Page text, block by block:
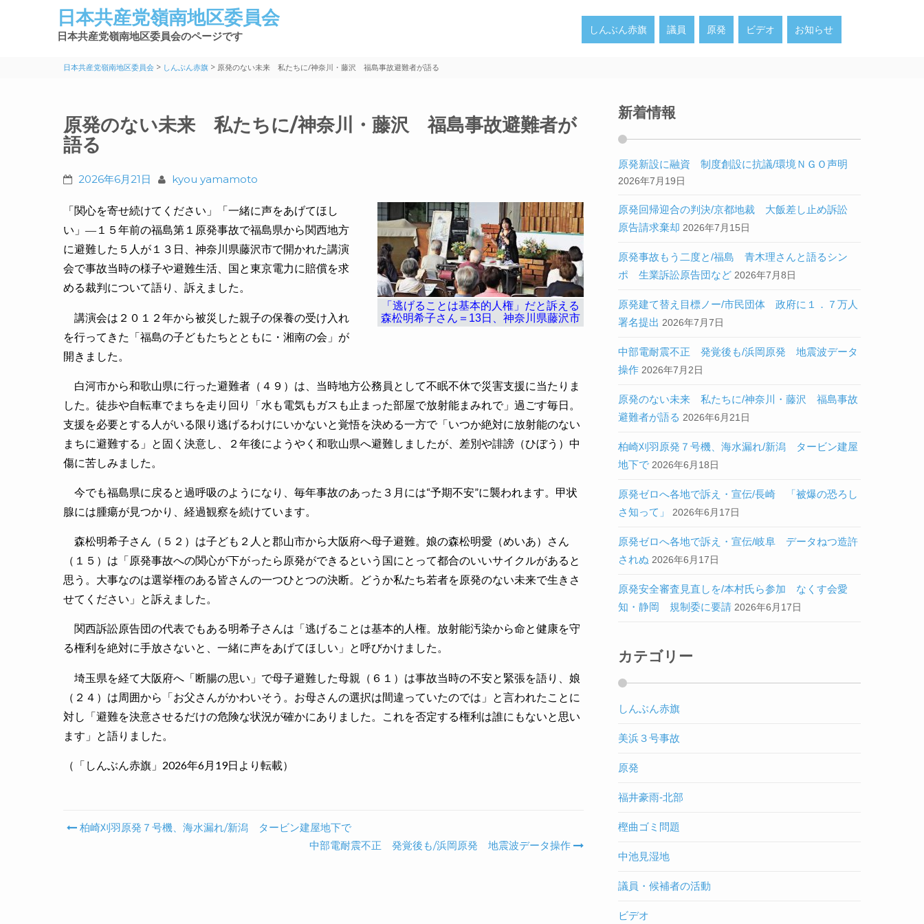
日本共産党嶺南地区委員会
日本共産党嶺南地区委員会のページです
しんぶん赤旗 議員 原発 ビデオ お知らせ
日本共産党嶺南地区委員会 > しんぶん赤旗 > 原発のない未来 私たちに/神奈川・藤沢 福島事故避難者が語る
原発のない未来 私たちに/神奈川・藤沢 福島事故避難者が
語る
2026年6月21日 kyou yamamoto
「逃げることは基本的人権」だと訴える
森松明希子さん＝13日、神奈川県藤沢市
「関心を寄せ続けてください」「一緒に声をあげてほし
い」―１５年前の福島第１原発事故で福島県から関西地方
に避難した５人が１３日、神奈川県藤沢市で開かれた講演
会で事故当時の様子や避難生活、国と東京電力に賠償を求
める裁判について語り、訴えました。
講演会は２０１２年から被災した親子の保養の受け入れ
を行ってきた「福島の子どもたちとともに・湘南の会」が
開きました。
白河市から和歌山県に行った避難者（４９）は、当時地方公務員として不眠不休で災害支援に当たりま
した。徒歩や自転車でまちを走り回り「水も電気もガスも止まった部屋で放射能まみれで」過ごす毎日。
支援を必要とする人がいる限り逃げるわけにいかないと覚悟を決める一方で「いつか絶対に放射能のない
まちに避難する」と固く決意し、２年後にようやく和歌山県へ避難しましたが、差別や誹謗（ひぼう）中
傷に苦しみました。
今でも福島県に戻ると過呼吸のようになり、毎年事故のあった３月には“予期不安”に襲われます。甲状
腺には腫瘍が見つかり、経過観察を続けています。
森松明希子さん（５２）は子ども２人と郡山市から大阪府へ母子避難。娘の森松明愛（めいあ）さん
（１５）は「原発事故への関心が下がったら原発ができるという国にとって都合のいいサイクルがあると
思う。大事なのは選挙権のある皆さんの一つひとつの決断。どうか私たち若者を原発のない未来で生きさ
せてください」と訴えました。
関西訴訟原告団の代表でもある明希子さんは「逃げることは基本的人権。放射能汚染から命と健康を守
る権利を絶対に手放さないと、一緒に声をあげてほしい」と呼びかけました。
埼玉県を経て大阪府へ「断腸の思い」で母子避難した母親（６１）は事故当時の不安と緊張を語り、娘
（２４）は周囲から「お父さんがかわいそう。お母さんの選択は間違っていたのでは」と言われたことに
対し「避難を決意させるだけの危険な状況が確かにありました。これを否定する権利は誰にもないと思い
ます」と語りました。
（「しんぶん赤旗」2026年6月19日より転載）
Post navigation
柏崎刈羽原発７号機、海水漏れ/新潟 タービン建屋地下で
中部電耐震不正 発覚後も/浜岡原発 地震波データ操作
新着情報
原発新設に融資 制度創設に抗議/環境ＮＧＯ声明
2026年7月19日
原発回帰迎合の判決/京都地裁 大飯差し止め訴訟
原告請求棄却 2026年7月15日
原発事故もう二度と/福島 青木理さんと語るシン
ポ 生業訴訟原告団など 2026年7月8日
原発建て替え目標ノー/市民団体 政府に１．７万人
署名提出 2026年7月7日
中部電耐震不正 発覚後も/浜岡原発 地震波データ
操作 2026年7月2日
原発のない未来 私たちに/神奈川・藤沢 福島事故
避難者が語る 2026年6月21日
柏崎刈羽原発７号機、海水漏れ/新潟 タービン建屋
地下で 2026年6月18日
原発ゼロへ各地で訴え・宣伝/長崎 「被爆の恐ろし
さ知って」
2026年6月17日
原発ゼロへ各地で訴え・宣伝/岐阜 データねつ造許
されぬ 2026年6月17日
原発安全審査見直しを/本村氏ら参加 なくす会愛
知・静岡 規制委に要請 2026年6月17日
カテゴリー
しんぶん赤旗
美浜３号事故
原発
福井豪雨-北部
樫曲ゴミ問題
中池見湿地
議員・候補者の活動
ビデオ